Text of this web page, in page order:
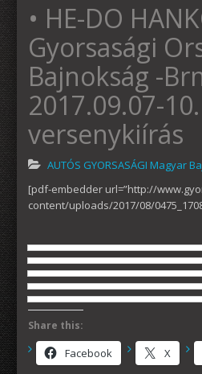
• HE-DO
Gyorsasági
Bajnokság -
2017.09.07-
versenykiírás
AUTÓS GYORSASÁGI Magyar
[pdf-embedder url=”http://
content/uploads/2017/08/
Share this:
Facebook X